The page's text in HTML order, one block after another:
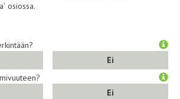
osiossa.
Ei
Ei